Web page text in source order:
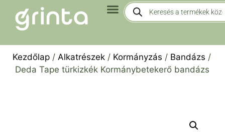
Kezdőlap / Alkatrészek / Kormányzás / Bandázs /
Deda Tape türkizkék Kormánybetekerő bandázs